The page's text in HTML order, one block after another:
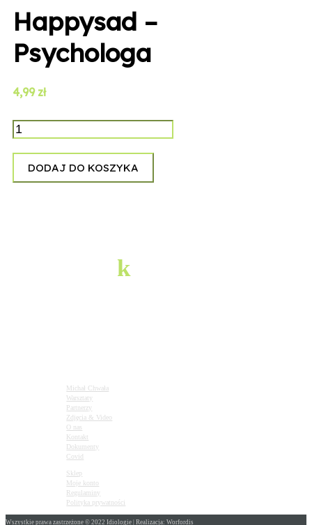
Happysad –
Psychologa
4,99 zł
ilość
Happysad
-
Psychologa
DODAJ DO KOSZYKA
kontakcie
Michał Chwała
Warsztaty
Partnerzy
Zdjęcia & Video
O nas
Kontakt
Dokumenty
Covid
Sklep
Moje konto
Regulaminy
Polityka prywatności
Wszystkie prawa zastrzeżone © 2022 Idiologie | Realizacja: Worfordis